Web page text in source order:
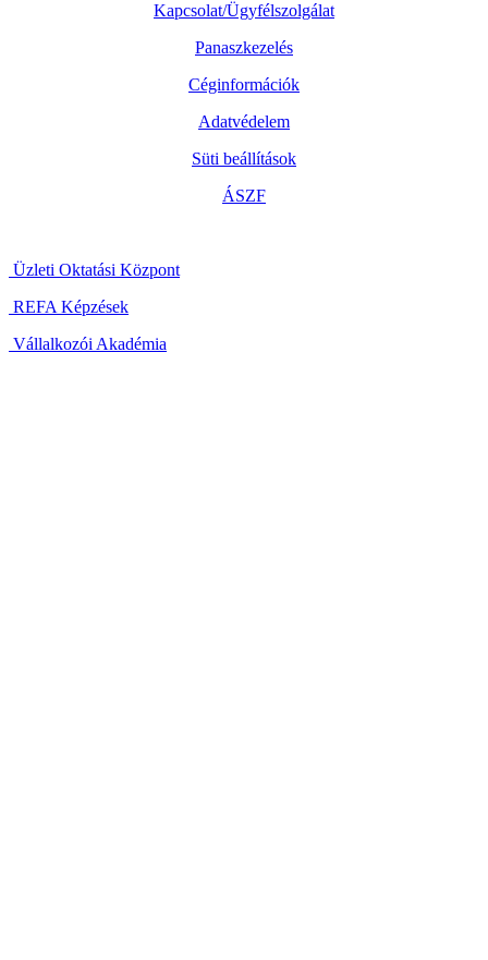
Kapcsolat/Ügyfélszolgálat
Panaszkezelés
Céginformációk
Adatvédelem
Süti beállítások
ÁSZF
Üzleti Oktatási Központ
REFA Képzések
Vállalkozói Akadémia